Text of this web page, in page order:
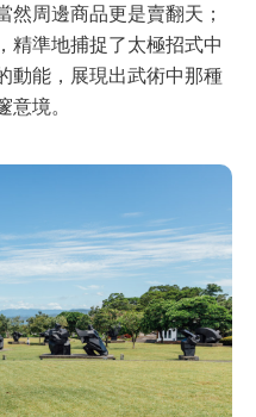
然周邊商品更是賣翻天；
精準地捕捉了太極招式中
動能，展現出武術中那種
意境。